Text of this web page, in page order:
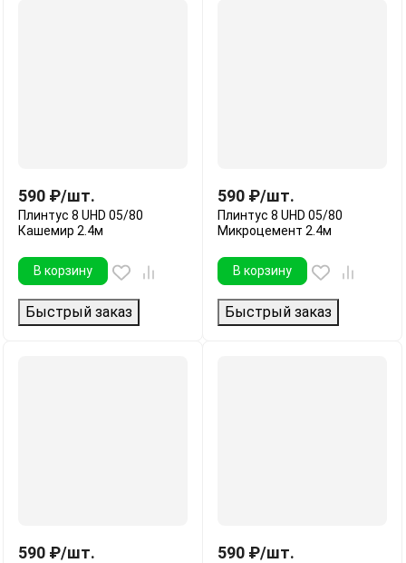
590 ₽/шт.
Плинтус 8 UHD 05/80
Кашемир 2.4м
В корзину
Быстрый заказ
590 ₽/шт.
Плинтус 8 UHD 05/80
Микроцемент 2.4м
В корзину
Быстрый заказ
590 ₽/шт. 590 ₽/шт.